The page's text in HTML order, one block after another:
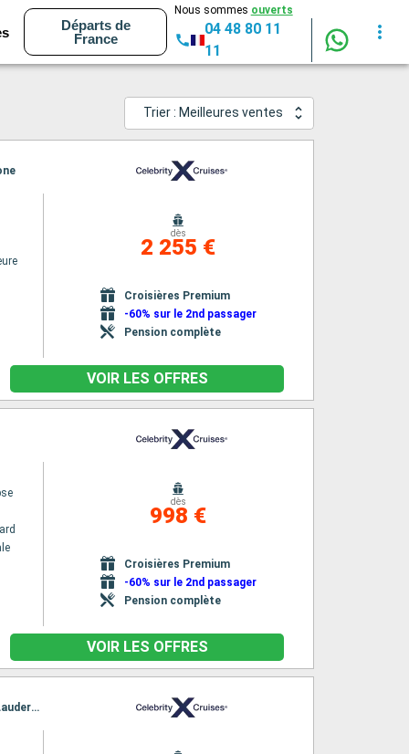
Départs de
France
Nous sommes ouverts
04 48 80 11
11
Trier : Meilleures ventes
dès
2 255 €
Croisières Premium
-60% sur le 2nd passager
Pension complète
VOIR LES OFFRES
dès
998 €
Croisières Premium
-60% sur le 2nd passager
Pension complète
VOIR LES OFFRES
Itinéraire : Barcelone, Palma de Majorque, Carthagene, Malaga, Tanger, King s Wharf, Fort Lauderdale